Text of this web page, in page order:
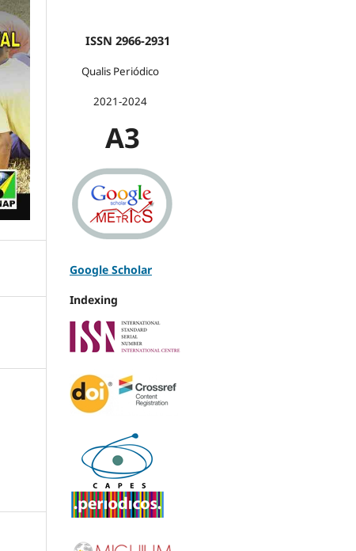
ISSN 2966-2931
Qualis Periódico
2021-2024
A3
Google Scholar
Indexing